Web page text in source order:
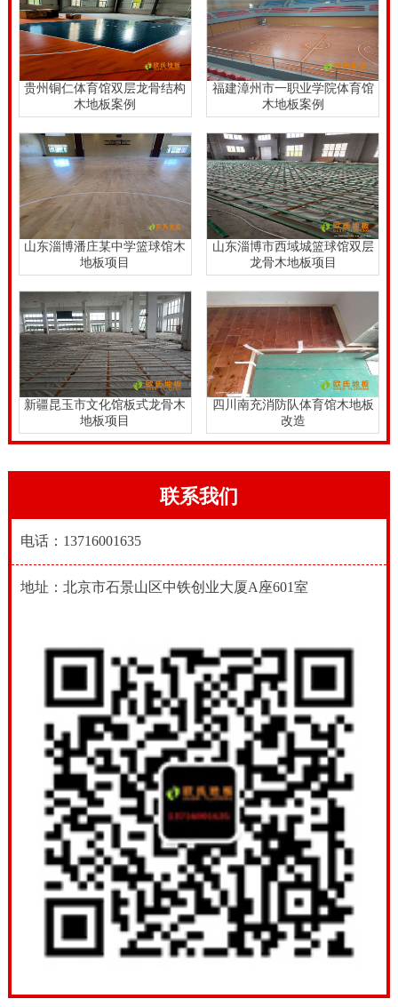
景宽阔，因此 厂家也诸多。有品牌的生产厂家，也是有
杂牌军的生产厂家，有**地位的大型厂，也是有小型加
工厂的小型加工厂，这种不一样厂家生产的实木板健身
运动地板价格都不同样。
贵州铜仁体育馆双层龙骨结构
木地板案例
福建漳州市一职业学院体育馆
木地板案例
山东淄博潘庄某中学篮球馆木
地板项目
山东淄博市西域城篮球馆双层
龙骨木地板项目
新疆昆玉市文化馆板式龙骨木
地板项目
四川南充消防队体育馆木地板
改造
联系我们
电话：13716001635
地址：北京市石景山区中铁创业大厦A座601室